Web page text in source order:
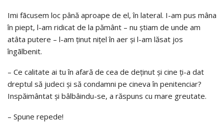
Imi fãcusem loc până aproape de el, în lateral. I-am pus mâna
în piept, l-am ridicat de la pământ – nu ştiam de unde am
atâta putere – l-am ţinut niţel în aer şi l-am lăsat jos
îngãlbenit.
– Ce calitate ai tu în afară de cea de deţinut şi cine ţi-a dat
dreptul să judeci şi să condamni pe cineva în penitenciar?
Inspăimântat şi bâlbâindu-se, a răspuns cu mare greutate.
– Spune repede!